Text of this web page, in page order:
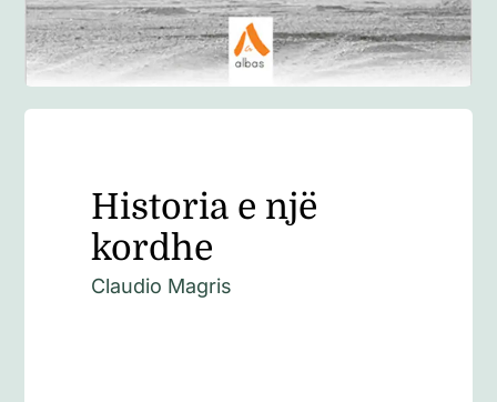
Historia e një
kordhe
Claudio Magris